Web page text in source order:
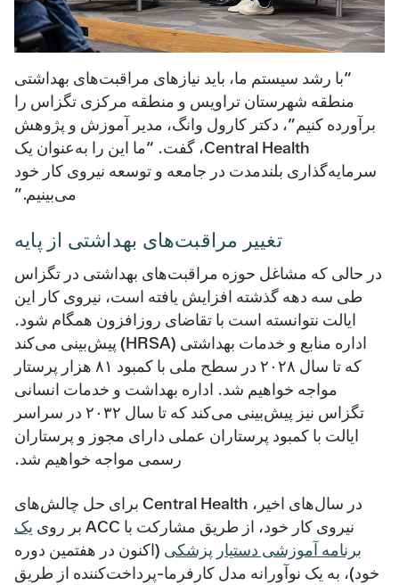
“با رشد سیستم ما، باید نیازهای مراقبت‌های بهداشتی
منطقه شهرستان تراویس و منطقه مرکزی تگزاس را
برآورده کنیم”، دکتر کارول وانگ، مدیر آموزش و پژوهش
Central Health، گفت. “ما این را به‌عنوان یک
سرمایه‌گذاری بلندمدت در جامعه و توسعه نیروی کار خود
می‌بینیم.”
تغییر مراقبت‌های بهداشتی از پایه
در حالی که مشاغل حوزه مراقبت‌های بهداشتی در تگزاس
طی سه دهه گذشته افزایش یافته است، نیروی کار این
ایالت نتوانسته است با تقاضای روزافزون همگام شود.
اداره منابع و خدمات بهداشتی (HRSA) پیش‌بینی می‌کند
که تا سال ۲۰۲۸ در سطح ملی با کمبود ۸۱ هزار پرستار
مواجه خواهیم شد. اداره بهداشت و خدمات انسانی
تگزاس نیز پیش‌بینی می‌کند که تا سال ۲۰۳۲ در سراسر
ایالت با کمبود پرستاران عملی دارای مجوز و پرستاران
رسمی مواجه خواهیم شد.
در سال‌های اخیر، Central Health برای حل چالش‌های
نیروی کار خود، از طریق مشارکت با ACC بر روی
یک
برنامه آموزشی دستیار پزشکی (اکنون در هفتمین دوره
خود)، به یک نوآورانه مدل کارفرما-پرداخت‌کننده از طریق